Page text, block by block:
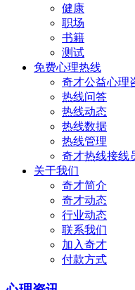
健康
职场
书籍
测试
免费心理热线
奇才公益心理
热线问答
热线动态
热线数据
热线管理
奇才热线接线
关于我们
奇才简介
奇才动态
行业动态
联系我们
加入奇才
付款方式